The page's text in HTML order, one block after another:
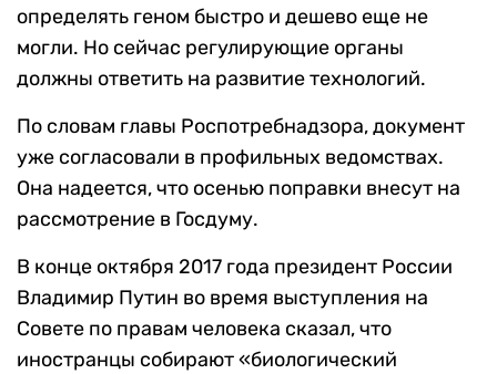
определять геном быстро и дешево еще не
могли. Но сейчас регулирующие органы
должны ответить на развитие технологий.
По словам главы Роспотребнадзора, документ
уже согласовали в профильных ведомствах.
Она надеется, что осенью поправки внесут на
рассмотрение в Госдуму.
В конце октября 2017 года президент России
Владимир Путин во время выступления на
Совете по правам человека сказал, что
иностранцы собирают «биологический